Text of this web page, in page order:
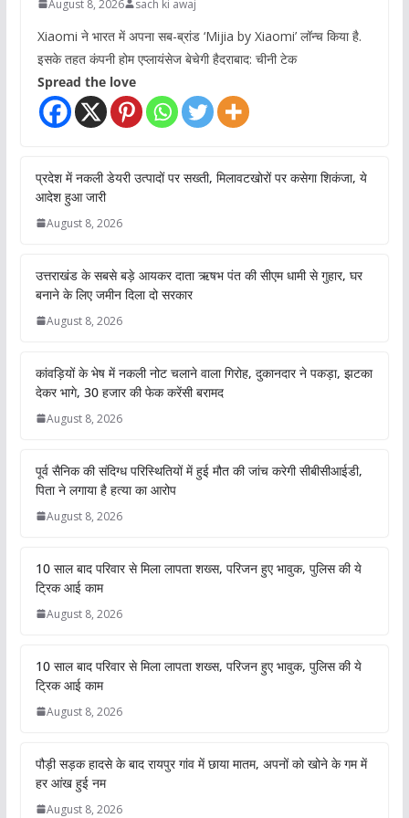
August 8, 2026 sach ki awaj
Xiaomi ने भारत में अपना सब-ब्रांड ‘Mijia by Xiaomi’ लॉन्च किया है.
इसके तहत कंपनी होम एप्लायंसेज बेचेगी हैदराबाद: चीनी टेक
Spread the love
प्रदेश में नकली डेयरी उत्पादों पर सख्ती, मिलावटखोरों पर कसेगा शिकंजा, ये
आदेश हुआ जारी
August 8, 2026
उत्तराखंड के सबसे बड़े आयकर दाता ऋषभ पंत की सीएम धामी से गुहार, घर
बनाने के लिए जमीन दिला दो सरकार
August 8, 2026
कांवड़ियों के भेष में नकली नोट चलाने वाला गिरोह, दुकानदार ने पकड़ा, झटका
देकर भागे, 30 हजार की फेक करेंसी बरामद
August 8, 2026
पूर्व सैनिक की संदिग्ध परिस्थितियों में हुई मौत की जांच करेगी सीबीसीआईडी,
पिता ने लगाया है हत्या का आरोप
August 8, 2026
10 साल बाद परिवार से मिला लापता शख्स, परिजन हुए भावुक, पुलिस की ये
ट्रिक आई काम
August 8, 2026
10 साल बाद परिवार से मिला लापता शख्स, परिजन हुए भावुक, पुलिस की ये
ट्रिक आई काम
August 8, 2026
पौड़ी सड़क हादसे के बाद रायपुर गांव में छाया मातम, अपनों को खोने के गम में
हर आंख हुई नम
August 8, 2026